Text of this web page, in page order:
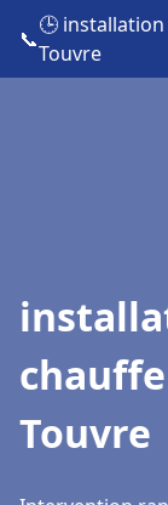
📞
🕒
Touvre
Touvre